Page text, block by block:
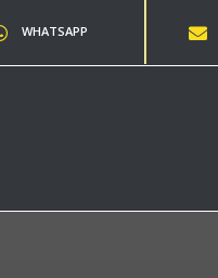
WHATSAPP